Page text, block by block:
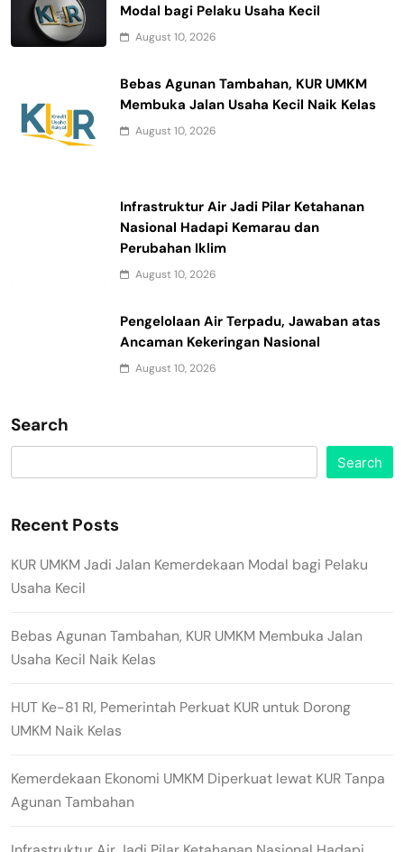
Modal bagi Pelaku Usaha Kecil
August 10, 2026
Bebas Agunan Tambahan, KUR UMKM
Membuka Jalan Usaha Kecil Naik Kelas
August 10, 2026
Infrastruktur Air Jadi Pilar Ketahanan
Nasional Hadapi Kemarau dan
Perubahan Iklim
August 10, 2026
Pengelolaan Air Terpadu, Jawaban atas
Ancaman Kekeringan Nasional
August 10, 2026
Search
Search
Recent Posts
KUR UMKM Jadi Jalan Kemerdekaan Modal bagi Pelaku
Usaha Kecil
Bebas Agunan Tambahan, KUR UMKM Membuka Jalan
Usaha Kecil Naik Kelas
HUT Ke-81 RI, Pemerintah Perkuat KUR untuk Dorong
UMKM Naik Kelas
Kemerdekaan Ekonomi UMKM Diperkuat lewat KUR Tanpa
Agunan Tambahan